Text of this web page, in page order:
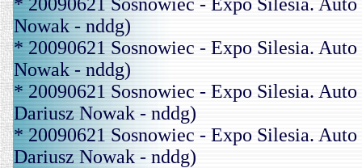
Nowak - nddg)
* 20090621 Sosnowiec - Expo Silesia.
Nowak - nddg)
* 20090621 Sosnowiec - Expo Silesia.
Dariusz Nowak - nddg)
* 20090621 Sosnowiec - Expo Silesia.
Dariusz Nowak - nddg)